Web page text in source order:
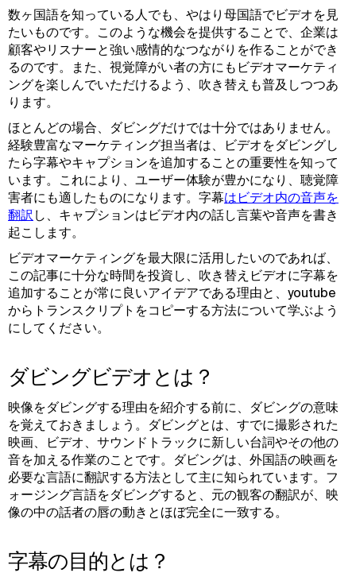
数ヶ国語を知っている人でも、やはり母国語でビデオを見
たいものです。このような機会を提供することで、企業は
顧客やリスナーと強い感情的なつながりを作ることができ
るのです。また、視覚障がい者の方にもビデオマーケティ
ングを楽しんでいただけるよう、吹き替えも普及しつつあ
ります。
ほとんどの場合、ダビングだけでは十分ではありません。
経験豊富なマーケティング担当者は、ビデオをダビングし
たら字幕やキャプションを追加することの重要性を知って
います。これにより、ユーザー体験が豊かになり、聴覚障
害者にも適したものになります。字幕はビデオ内の音声を
翻訳 し、キャプションはビデオ内の話し言葉や音声を書き
起こします。
ビデオマーケティングを最大限に活用したいのであれば、
この記事に十分な時間を投資し、吹き替えビデオに字幕を
追加することが常に良いアイデアである理由と、youtube
からトランスクリプトをコピーする方法について学ぶよう
にしてください。
ダビングビデオとは？
映像をダビングする理由を紹介する前に、ダビングの意味
を覚えておきましょう。ダビングとは、すでに撮影された
映画、ビデオ、サウンドトラックに新しい台詞やその他の
音を加える作業のことです。ダビングは、外国語の映画を
必要な言語に翻訳する方法として主に知られています。フ
ォージング言語をダビングすると、元の観客の翻訳が、映
像の中の話者の唇の動きとほぼ完全に一致する。
字幕の目的とは？